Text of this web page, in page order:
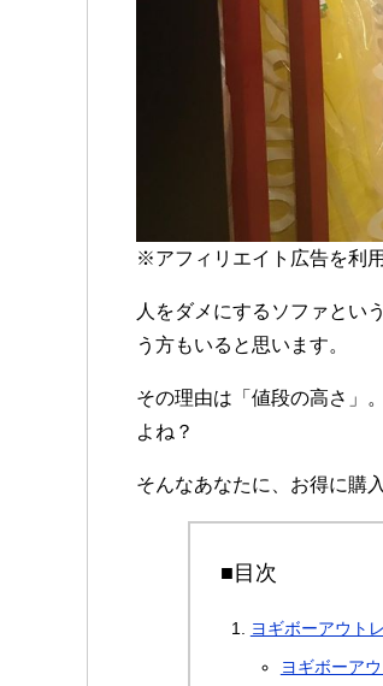
※アフィリエイト広告を利
人をダメにするソファとい
う方もいると思います。
その理由は「値段の高さ」
よね？
そんなあなたに、お得に購
■目次
ヨギボーアウト
ヨギボーア